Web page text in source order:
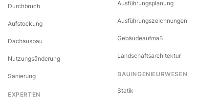
Durchbruch
Aufstockung
Dachausbau
Nutzungsänderung
Sanierung
EXPERTEN
Ausführungsplanung
Ausführungszeichnungen
Gebäudeaufmaß
Landschaftsarchitektur
BAUINGENIEURWESEN
Statik